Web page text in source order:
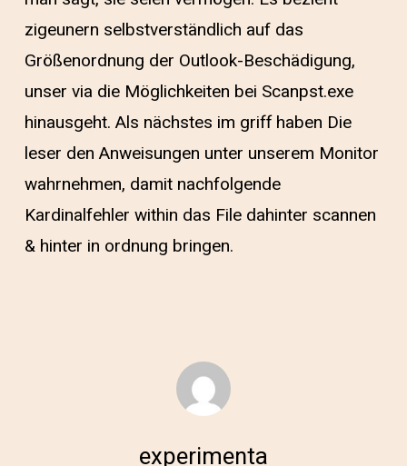
zigeunern selbstverständlich auf das
Größenordnung der Outlook-Beschädigung,
unser via die Möglichkeiten bei Scanpst.exe
hinausgeht. Als nächstes im griff haben Die
leser den Anweisungen unter unserem Monitor
wahrnehmen, damit nachfolgende
Kardinalfehler within das File dahinter scannen
& hinter in ordnung bringen.
experimenta